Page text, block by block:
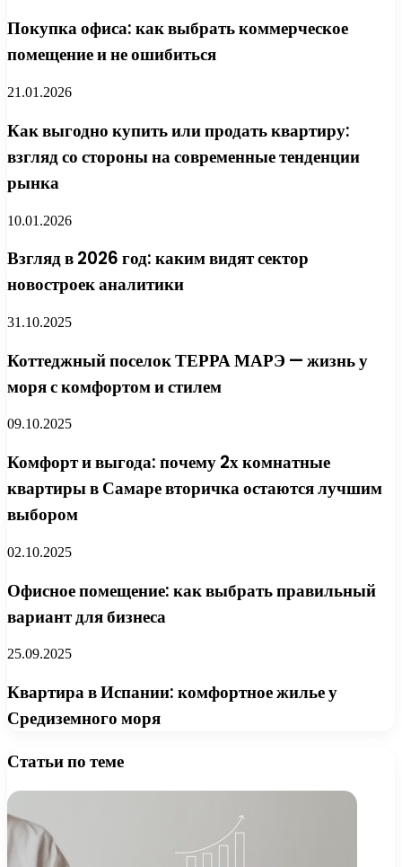
Покупка офиса: как выбрать коммерческое
помещение и не ошибиться
21.01.2026
Как выгодно купить или продать квартиру:
взгляд со стороны на современные тенденции
рынка
10.01.2026
Взгляд в 2026 год: каким видят сектор
новостроек аналитики
31.10.2025
Коттеджный поселок ТЕРРА МАРЭ — жизнь у
моря с комфортом и стилем
09.10.2025
Комфорт и выгода: почему 2х комнатные
квартиры в Самаре вторичка остаются лучшим
выбором
02.10.2025
Офисное помещение: как выбрать правильный
вариант для бизнеса
25.09.2025
Квартира в Испании: комфортное жилье у
Средиземного моря
Статьи по теме